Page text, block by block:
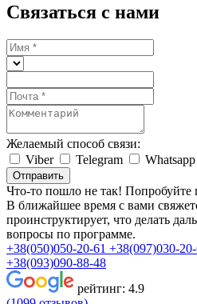
Связаться с нами
Желаемый способ связи:
Viber
Telegram Whatsapp
Отправить
Что-то пошло не так! Попробуйте
В ближайшее время с вами
проинструктирует, что делать
вопросы по программе.
+38(050)050-20-61 +38(097)030-20-
+38(093)090-88-48
рейтинг: 4.9